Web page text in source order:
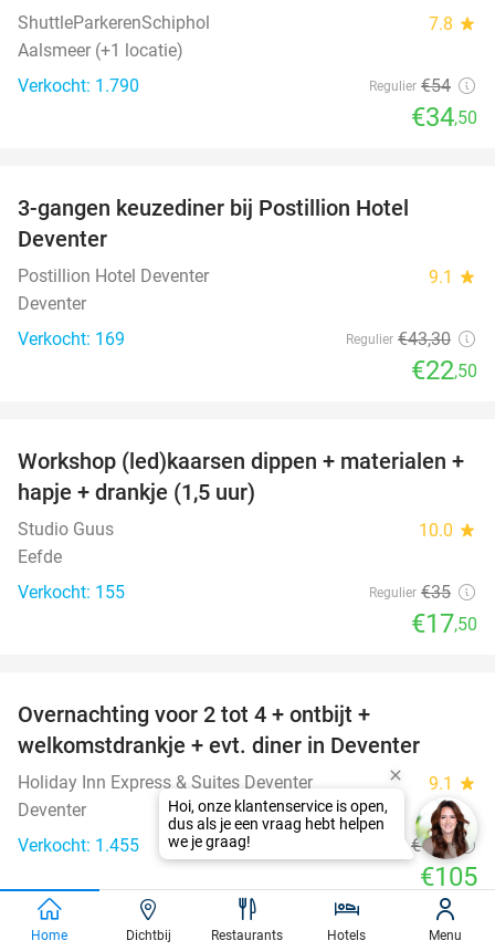
ShuttleParkerenSchiphol 7.8 star
Aalsmeer (+1 locatie)
Verkocht: 1.790
Regulier €54
€34,50
3-gangen keuzediner bij Postillion Hotel
Deventer
Postillion Hotel Deventer 9.1 star
Deventer
Verkocht: 169
Regulier €43,30
€22,50
50%
Workshop (led)kaarsen dippen + materialen +
hapje + drankje (1,5 uur)
Studio Guus 10.0 star
Eefde
Verkocht: 155
Regulier €35
€17,50
Overnachting voor 2 tot 4 + ontbijt +
welkomstdrankje + evt. diner in Deventer
Holiday Inn Express & Suites Deventer 9.1 star
Deventer
Verkocht: 1.455
Regulier €162
€105
Excl. ca. €1,95 p.p.p.n. toeristenbelasting
favorite_border
Home Dichtbij Restaurants Hotels Menu